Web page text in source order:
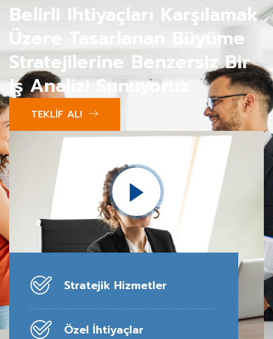
Belirli Ihtiyaçları Karşılamak
Üzere Tasarlanan Büyüme
Stratejilerine Benzersiz Bir
Iş Analizi Sunuyoruz
TEKLİF AL!
Stratejik Hizmetler
Özel İhtiyaçlar